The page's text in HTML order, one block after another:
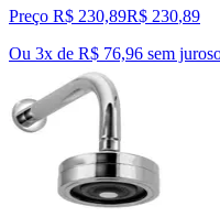
Preço R$ 230,89R$ 230,89
Ou 3x de R$ 76,96 sem juros